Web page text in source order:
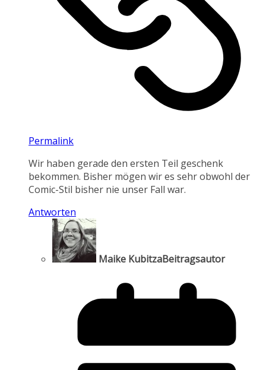
Permalink
Wir haben gerade den ersten Teil geschenk
bekommen. Bisher mögen wir es sehr obwohl der
Comic-Stil bisher nie unser Fall war.
Antworten
Maike KubitzaBeitragsautor